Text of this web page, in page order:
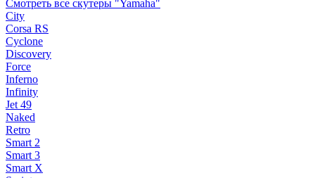
Смотреть все скутеры "Yamaha"
City
Corsa RS
Cyclone
Discovery
Force
Inferno
Infinity
Jet 49
Naked
Retro
Smart 2
Smart 3
Smart X